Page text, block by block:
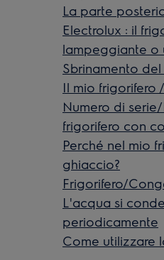
La parte
Electrolux : il
lampeggiante o
Sbrinamento
Il mio frigorifero
Numero di
frigorifero con
Perché nel mio
ghiaccio?
Frigorifero/
L'acqua si
periodicamente
Come utilizzare